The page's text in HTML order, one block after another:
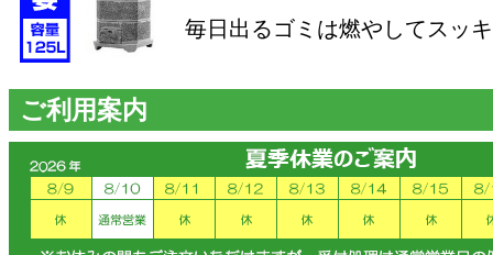
毎日出るゴミは燃やしてスッ
ご利用案内